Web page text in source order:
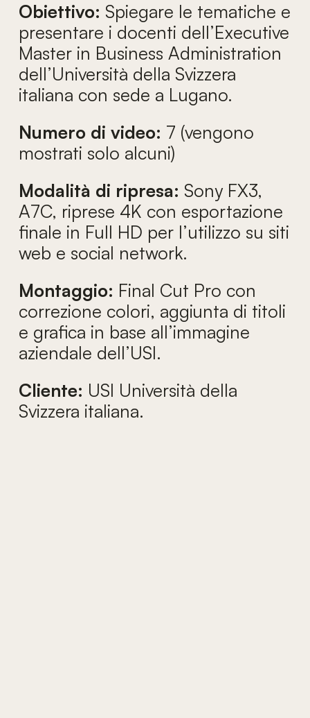
Obiettivo: Spiegare le tematiche e
presentare i docenti dell’Executive
Master in Business Administration
dell’Università della Svizzera
italiana con sede a Lugano.
Numero di video: 7 (vengono
mostrati solo alcuni)
Modalità di ripresa: Sony FX3,
A7C, riprese 4K con esportazione
finale in Full HD per l’utilizzo su siti
web e social network.
Montaggio: Final Cut Pro con
correzione colori, aggiunta di titoli
e grafica in base all’immagine
aziendale dell’USI.
Cliente: USI Università della
Svizzera italiana.